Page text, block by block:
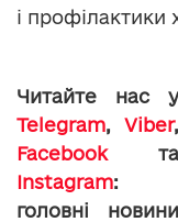
і
Читайте нас у
Telegram, Viber,
Facebookта
Instagram:
головні новини